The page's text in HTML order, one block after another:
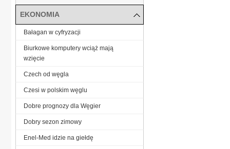
EKONOMIA
Bałagan w cyfryzacji
Biurkowe komputery wciąż mają
wzięcie
Czech od węgla
Czesi w polskim węglu
Dobre prognozy dla Węgier
Dobry sezon zimowy
Enel-Med idzie na giełdę